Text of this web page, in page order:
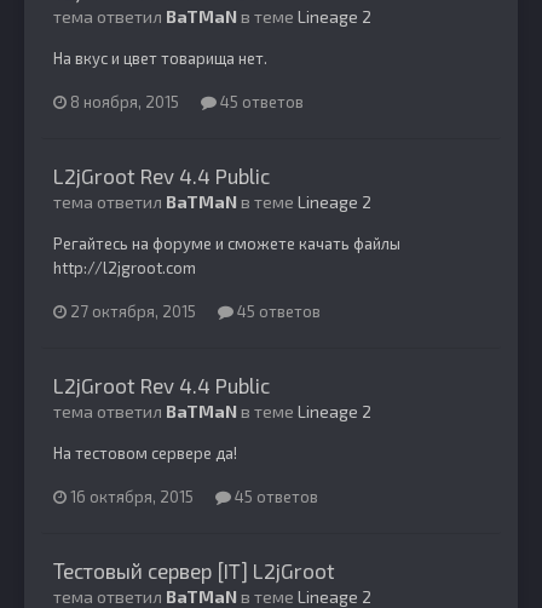
тема ответил BaTMaN в теме Lineage 2
На вкус и цвет товарища нет.
8 ноября, 2015 45 ответов
L2jGroot Rev 4.4 Public
тема ответил BaTMaN в теме Lineage 2
Регайтесь на форуме и сможете качать файлы
http://l2jgroot.com
27 октября, 2015 45 ответов
L2jGroot Rev 4.4 Public
тема ответил BaTMaN в теме Lineage 2
На тестовом сервере да!
16 октября, 2015 45 ответов
Тестовый сервер [IT] L2jGroot
тема ответил BaTMaN в теме Lineage 2